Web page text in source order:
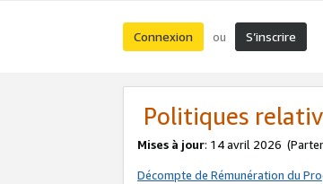
Connexion ou S’inscrire
Politiques
Mises à jour: 14 avril 2026
Décompte de Rémunération du